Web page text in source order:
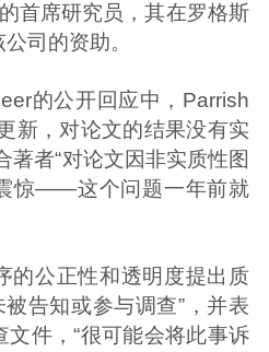
首席研究员，其在罗格斯
司的资助。
的公开回应中，Parrish
新，对论文的结果没有实
著者“对论文因非实质性图
惊——这个问题一年前就
的公正性和透明度提出质
告知或参与调查”，并表
件，“很可能会将此事诉